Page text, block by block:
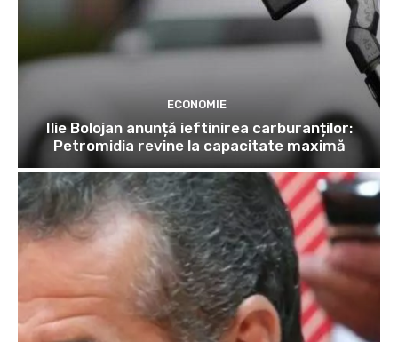
ECONOMIE
Ilie Bolojan anunță ieftinirea carburanților:
Petromidia revine la capacitate maximă